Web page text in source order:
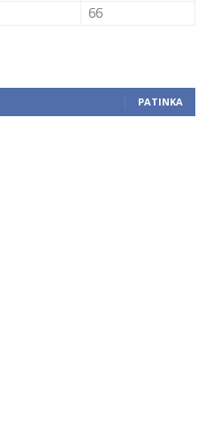
66
PATINKA